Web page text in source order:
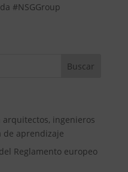
#NSGGroup
arquitectos, ingenieros
de aprendizaje
Reglamento europeo